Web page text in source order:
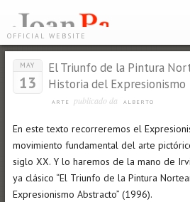
OFFICIAL WEBSITE
MAY
13
El Triunfo de la Pintura
Historia del Expresionismo
ARTE publicado da ALBERTO
En este texto recorreremos el
movimiento fundamental del arte
siglo XX. Y lo haremos de la mano de
ya clásico “El Triunfo de la Pintura
Expresionismo Abstracto” (1996).